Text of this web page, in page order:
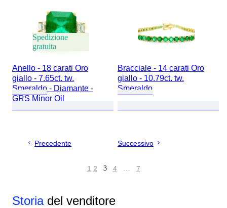
Spedizione
gratuita
Anello - 18 carati Oro
giallo - 7.65ct. tw.
Smeraldo - Diamante -
GRS Minor Oil
Bracciale - 14 carati Oro
giallo - 10.79ct. tw.
Smeraldo
Precedente Successivo
1 2 3 4 … 7
Storiadel venditore